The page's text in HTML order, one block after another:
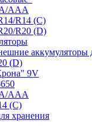
AAA
R14 (C)
R20 (D)
аккумуляторы
(D)
9V
AAA
(C)
хранения